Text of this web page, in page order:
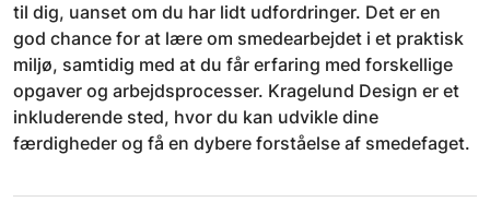
til dig, uanset om du har lidt udfordringer. Det er en
god chance for at lære om smedearbejdet i et praktisk
miljø, samtidig med at du får erfaring med forskellige
opgaver og arbejdsprocesser. Kragelund Design er et
inkluderende sted, hvor du kan udvikle dine
færdigheder og få en dybere forståelse af smedefaget.